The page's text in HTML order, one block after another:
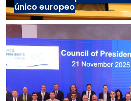
único europeo